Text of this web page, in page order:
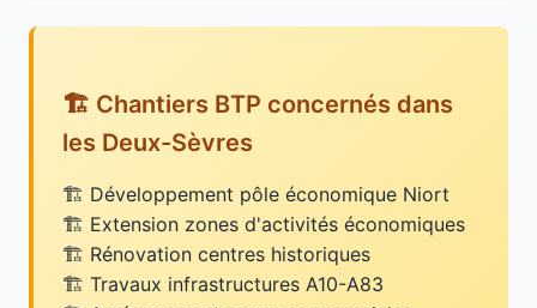
🏗️ Chantiers BTP concernés dans
les Deux-Sèvres
Développement pôle économique Niort
Extension zones d'activités économiques
Rénovation centres historiques
Travaux infrastructures A10-A83